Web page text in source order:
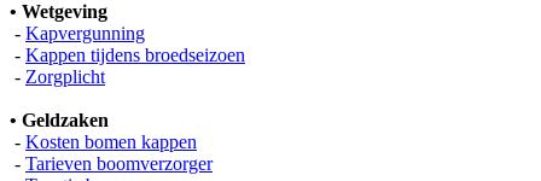
• Wetgeving
- Kapvergunning
- Kappen tijdens broedseizoen
- Zorgplicht
• Geldzaken
- Kosten bomen kappen
- Tarieven boomverzorger